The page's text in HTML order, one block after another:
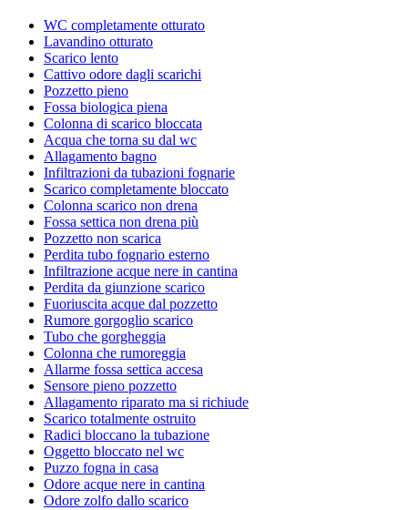
WC completamente otturato
Lavandino otturato
Scarico lento
Cattivo odore dagli scarichi
Pozzetto pieno
Fossa biologica piena
Colonna di scarico bloccata
Acqua che torna su dal wc
Allagamento bagno
Infiltrazioni da tubazioni fognarie
Scarico completamente bloccato
Colonna scarico non drena
Fossa settica non drena più
Pozzetto non scarica
Perdita tubo fognario esterno
Infiltrazione acque nere in cantina
Perdita da giunzione scarico
Fuoriuscita acque dal pozzetto
Rumore gorgoglio scarico
Tubo che gorgheggia
Colonna che rumoreggia
Allarme fossa settica accesa
Sensore pieno pozzetto
Allagamento riparato ma si richiude
Scarico totalmente ostruito
Radici bloccano la tubazione
Oggetto bloccato nel wc
Puzzo fogna in casa
Odore acque nere in cantina
Odore zolfo dallo scarico